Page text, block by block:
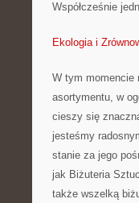
Współcześnie
Ekologia i
W tym momencie
asortymentu, w
cieszy się
jesteśmy
stanie za jego
jak Biżuteria
także wszelką